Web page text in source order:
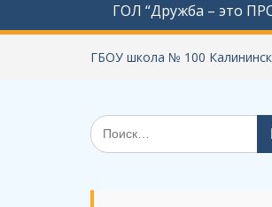
ГОЛ “Дружба – это
ГБОУ школа № 100
Поиск
по: